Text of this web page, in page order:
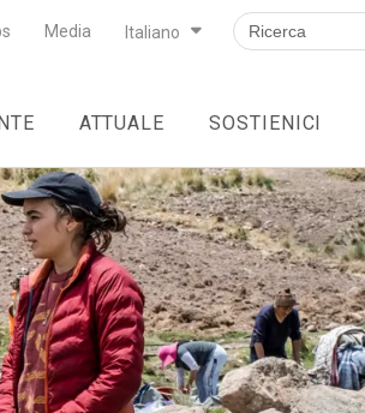
Media Italiano
ATTUALE SOSTIENICI